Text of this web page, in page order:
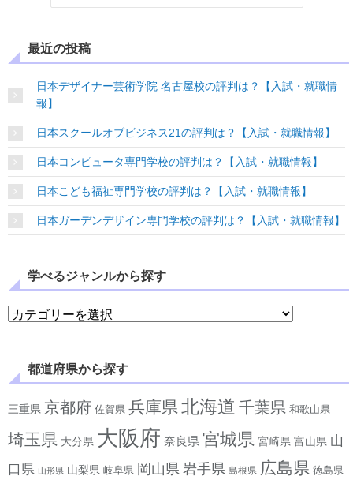
最近の投稿
日本デザイナー芸術学院 名古屋校の評判は？【入試・就職情
報】
日本スクールオブビジネス21の評判は？【入試・就職情報】
日本コンピュータ専門学校の評判は？【入試・就職情報】
日本こども福祉専門学校の評判は？【入試・就職情報】
日本ガーデンデザイン専門学校の評判は？【入試・就職情報】
学べるジャンルから探す
学べるジャンルから探す
都道府県から探す
三重県 京都府 佐賀県 兵庫県 北海道 千葉県 和歌山県
埼玉県 大分県 大阪府 奈良県 宮城県 宮崎県 富山県 山
口県 山形県 山梨県 岐阜県 岡山県 岩手県 島根県 広島県 徳島県